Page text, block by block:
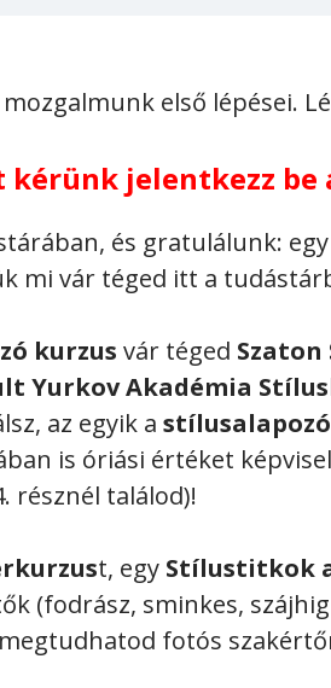
mozgalmunk első lépései.
kérünk jelentkezz
és gratulálunk:
mi vár téged itt a
kurzus vár téged
Yurkov Akadémia
az egyik a stílusalapozó
is óriási értéket
résznél találod)!
t, egy Stílustitkok
(fodrász, sminkes,
fotós